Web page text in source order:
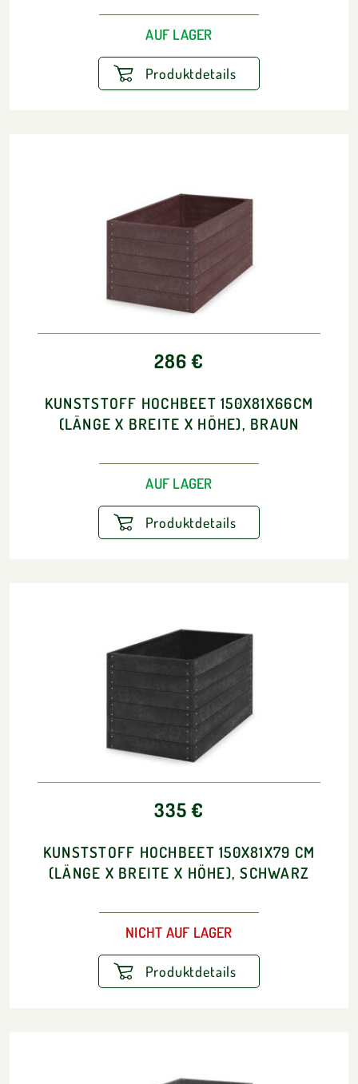
AUF LAGER
Produktdetails
286 €
KUNSTSTOFF HOCHBEET 150X81X66CM
(LÄNGE X BREITE X HÖHE), BRAUN
AUF LAGER
Produktdetails
335 €
KUNSTSTOFF HOCHBEET 150X81X79 CM
(LÄNGE X BREITE X HÖHE), SCHWARZ
NICHT AUF LAGER
Produktdetails